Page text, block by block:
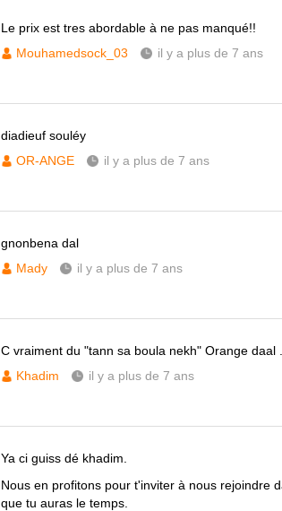
Le prix est tres abordable à ne pas manqué!!
Mouhamedsock_03
il y a plus de 7 ans
diadieuf souléy
OR-ANGE
il y a plus de 7 ans
gnonbena dal
Mady
il y a plus de 7 ans
C vraiment du "tann sa boula nekh" Orange daal
Khadim
il y a plus de 7 ans
Ya ci guiss dé khadim.
Nous en profitons pour t'inviter à nous rejoindre
que tu auras le temps.